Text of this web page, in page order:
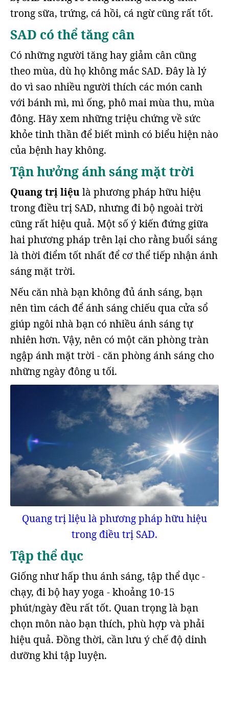
trong sữa, trứng, cá hồi, cá ngừ cũng rất tốt.
SAD có thể tăng cân
Có những người tăng hay giảm cân cũng
theo mùa, dù họ không mắc SAD. Đây là lý
do vì sao nhiều người thích các món canh
với bánh mì, mì ống, phô mai mùa thu, mùa
đông. Hãy xem những triệu chứng về sức
khỏe tinh thần để biết mình có biểu hiện nào
của bệnh hay không.
Tận hưởng ánh sáng mặt trời
Quang trị liệulà phương pháp hữu hiệu
trong điều trị SAD, nhưng đi bộ ngoài trời
cũng rất hiệu quả. Một số ý kiến đứng giữa
hai phương pháp trên lại cho rằng buổi sáng
là thời điểm tốt nhất để cơ thể tiếp nhận ánh
sáng mặt trời.
Nếu căn nhà bạn không đủ ánh sáng, bạn
nên tìm cách để ánh sáng chiếu qua cửa sổ
giúp ngôi nhà bạn có nhiều ánh sáng tự
nhiên hơn. Vậy, nên có một căn phòng tràn
ngập ánh mặt trời - căn phòng ánh sáng cho
những ngày đông u tối.
Quang trị liệu là phương pháp hữu hiệu
trong điều trị SAD.
Tập thể dục
Giống như hấp thu ánh sáng, tập thể dục -
chạy, đi bộ hay yoga - khoảng 10-15
phút/ngày đều rất tốt. Quan trọng là bạn
chọn môn nào bạn thích, phù hợp và phải
hiệu quả. Đồng thời, cần lưu ý chế độ dinh
dưỡng khi tập luyện.